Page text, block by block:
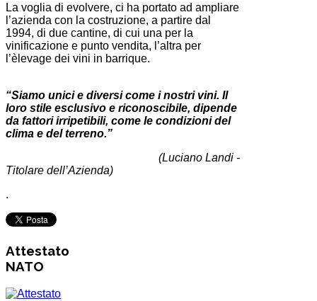
La voglia di evolvere, ci ha portato ad ampliare
l’azienda con la costruzione, a partire dal
1994, di due cantine, di cui una per la
vinificazione e punto vendita, l’altra per
l’èlevage dei vini in barrique.
“Siamo unici e diversi come i nostri vini. Il
loro stile esclusivo e riconoscibile, dipende
da fattori irripetibili, come le condizioni del
clima e del terreno.”
(Luciano Landi -
Titolare dell’Azienda)
.
Attestato
NATO